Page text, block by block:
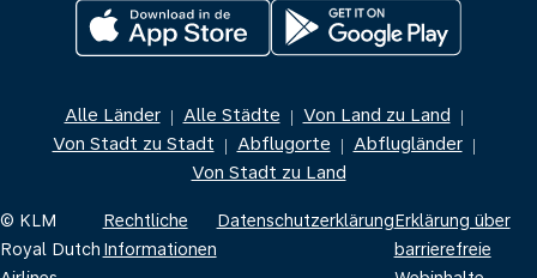
Alle Länder | Alle Städte | Von Land zu Land |
Von Stadt zu Stadt | Abflugorte | Abflugländer |
Von Stadt zu Land
© KLM
Royal Dutch
Rechtliche
Informationen
DatenschutzerklärungErklärung über
barrierefreie